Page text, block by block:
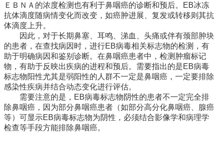
ＥＢＮＡ的浓度检测也有利于鼻咽癌的诊断和预后。EB冰冻
抗体滴度随病情变化而改变，如癌肿进展、复发或转移则其抗
体滴度上升。
因此，对于长期鼻塞、耳鸣、涕血、头痛或伴有颈部肿块
的患者，在查找病因时，进行EB病毒相关标志物的检测，有
助于明确病因和鉴别诊断。在鼻咽癌患者中，检测肿瘤标记
物，有助于反映出疾病的进程和预后。需要指出的是EB病毒
标志物阳性尤其是弱阳性的人群不一定是鼻咽癌，一定要排除
感染性疾病并结合动态变化进行评估。
需要注意的是，EB病毒标志物阴性的患者不一定完全排
除鼻咽癌，因为部分鼻咽癌患者（如部分高分化鼻咽癌、腺癌
等）可显示EB病毒标志物为阴性，必须结合影像学和病理学
检查等手段方能排除鼻咽癌。